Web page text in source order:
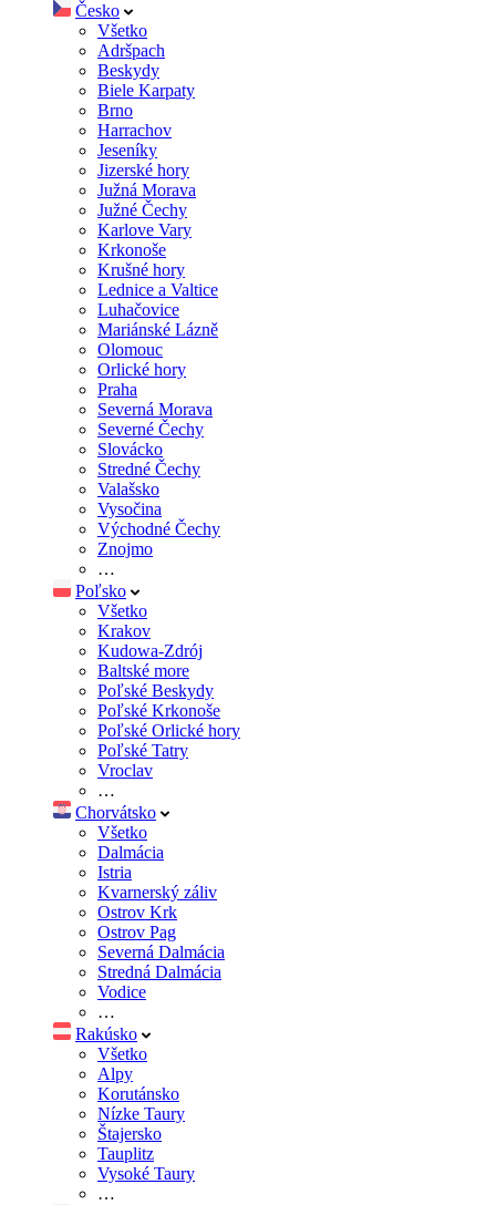
Česko
Všetko
Adršpach
Beskydy
Biele Karpaty
Brno
Harrachov
Jeseníky
Jizerské hory
Južná Morava
Južné Čechy
Karlove Vary
Krkonoše
Krušné hory
Lednice a Valtice
Luhačovice
Mariánské Lázně
Olomouc
Orlické hory
Praha
Severná Morava
Severné Čechy
Slovácko
Stredné Čechy
Valašsko
Vysočina
Východné Čechy
Znojmo
…
Poľsko
Všetko
Krakov
Kudowa-Zdrój
Baltské more
Poľské Beskydy
Poľské Krkonoše
Poľské Orlické hory
Poľské Tatry
Vroclav
…
Chorvátsko
Všetko
Dalmácia
Istria
Kvarnerský záliv
Ostrov Krk
Ostrov Pag
Severná Dalmácia
Stredná Dalmácia
Vodice
…
Rakúsko
Všetko
Alpy
Korutánsko
Nízke Taury
Štajersko
Tauplitz
Vysoké Taury
…